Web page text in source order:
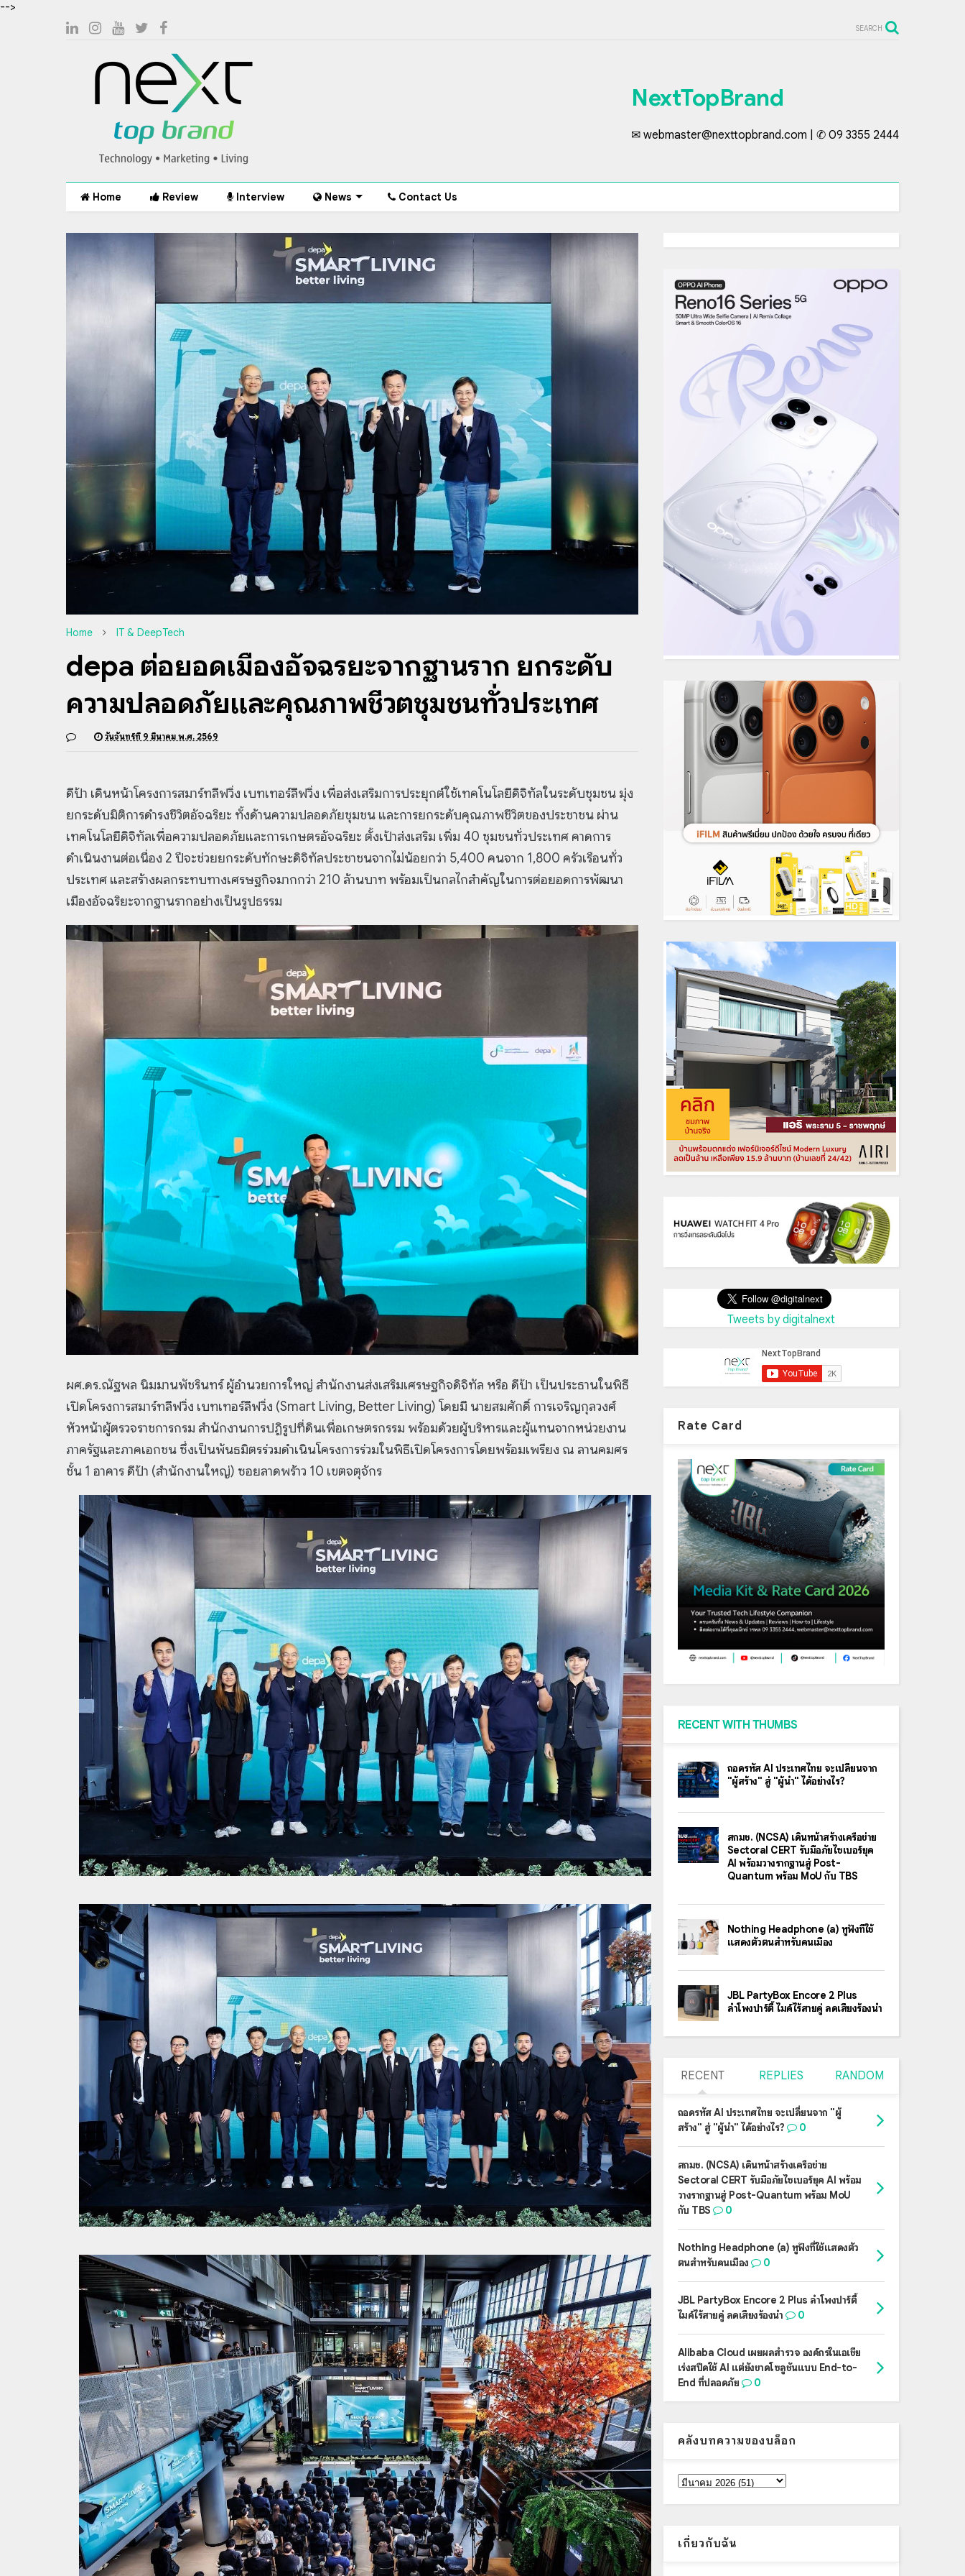
-->
SEARCH
NextTopBrand
✉ webmaster@nexttopbrand.com | ✆ 09 3355 2444
Home Review Interview News Contact Us
Home IT & DeepTech
depa ต่อยอดเมืองอัจฉริยะจากฐานราก ยกระดับ
ความปลอดภัยและคุณภาพชีวิตชุมชนทั่วประเทศ
วันจันทร์ที่ 9 มีนาคม พ.ศ. 2569
ดีป้า เดินหน้าโครงการสมาร์ทลีฟวิ่ง เบทเทอร์ลีฟวิ่ง เพื่อส่งเสริมการประยุกต์ใช้เทคโนโลยีดิจิทัลในระดับชุมชน มุ่ง
ยกระดับมิติการดำรงชีวิตอัจฉริยะ ทั้งด้านความปลอดภัยชุมชน และการยกระดับคุณภาพชีวิตของประชาชน ผ่าน
เทคโนโลยีดิจิทัลเพื่อความปลอดภัยและการเกษตรอัจฉริยะ ตั้งเป้าส่งเสริม เพิ่ม 40 ชุมชนทั่วประเทศ คาดการ
ดำเนินงานต่อเนื่อง 2 ปีจะช่วยยกระดับทักษะดิจิทัลประชาชนจากไม่น้อยกว่า 5,400 คนจาก 1,800 ครัวเรือนทั่ว
ประเทศ และสร้างผลกระทบทางเศรษฐกิจมากกว่า 210 ล้านบาท พร้อมเป็นกลไกสำคัญในการต่อยอดการพัฒนา
เมืองอัจฉริยะจากฐานรากอย่างเป็นรูปธรรม
ผศ.ดร.ณัฐพล นิมมานพัชรินทร์ ผู้อำนวยการใหญ่ สำนักงานส่งเสริมเศรษฐกิจดิจิทัล หรือ ดีป้า เป็นประธานในพิธี
เปิดโครงการสมาร์ทลีฟวิ่ง เบทเทอร์ลีฟวิ่ง (Smart Living, Better Living) โดยมี นายสมศักดิ์ การเจริญกุลวงศ์
หัวหน้าผู้ตรวจราชการกรม สำนักงานการปฏิรูปที่ดินเพื่อเกษตรกรรม พร้อมด้วยผู้บริหารและผู้แทนจากหน่วยงาน
ภาครัฐและภาคเอกชน ซึ่งเป็นพันธมิตรร่วมดำเนินโครงการร่วมในพิธีเปิดโครงการโดยพร้อมเพรียง ณ ลานคมศร
ชั้น 1 อาคาร ดีป้า (สำนักงานใหญ่) ซอยลาดพร้าว 10 เขตจตุจักร
Tweets by digitalnext
Rate Card
RECENT WITH THUMBS
ถอดรหัส AI ประเทศไทย จะเปลี่ยนจาก
"ผู้สร้าง" สู่ "ผู้นำ" ได้อย่างไร?
สกมช. (NCSA) เดินหน้าสร้างเครือข่าย
Sectoral CERT รับมือภัยไซเบอร์ยุค
AI พร้อมวางรากฐานสู่ Post-
Quantum พร้อม MoU กับ TBS
Nothing Headphone (a) หูฟังที่ใช้
แสดงตัวตนสำหรับคนเมือง
JBL PartyBox Encore 2 Plus
ลำโพงปาร์ตี้ ไมค์ไร้สายคู่ ลดเสียงร้องนำ
RECENT REPLIES RANDOM
ถอดรหัส AI ประเทศไทย จะเปลี่ยนจาก "ผู้
สร้าง" สู่ "ผู้นำ" ได้อย่างไร?
0
สกมช. (NCSA) เดินหน้าสร้างเครือข่าย
Sectoral CERT รับมือภัยไซเบอร์ยุค AI พร้อม
วางรากฐานสู่ Post-Quantum พร้อม MoU
กับ TBS
0
Nothing Headphone (a) หูฟังที่ใช้แสดงตัว
ตนสำหรับคนเมือง
0
JBL PartyBox Encore 2 Plus ลำโพงปาร์ตี้
ไมค์ไร้สายคู่ ลดเสียงร้องนำ
0
Alibaba Cloud เผยผลสำรวจ องค์กรในเอเชีย
เร่งสปีดใช้ AI แต่ยังขาดโซลูชันแบบ End-to-
End ที่ปลอดภัย
0
คลังบทความของบล็อก
เกี่ยวกับฉัน